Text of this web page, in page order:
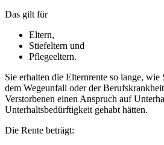
Das gilt für
Eltern,
Stiefeltern und
Pflegeeltern.
Sie erhalten die Elternrente so lange,
dem Wegeunfall oder der
Verstorbenen einen Anspruch auf
Unterhaltsbedürftigkeit gehabt hätten.
Die Rente beträgt: